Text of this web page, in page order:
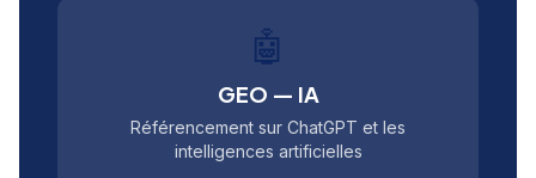
🤖
GEO — IA
Référencement sur ChatGPT et les
intelligences artificielles